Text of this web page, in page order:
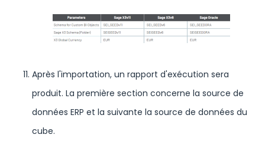
Après l'importation, un rapport d'exécution sera
produit. La première section concerne la source de
données ERP et la suivante la source de données du
cube.